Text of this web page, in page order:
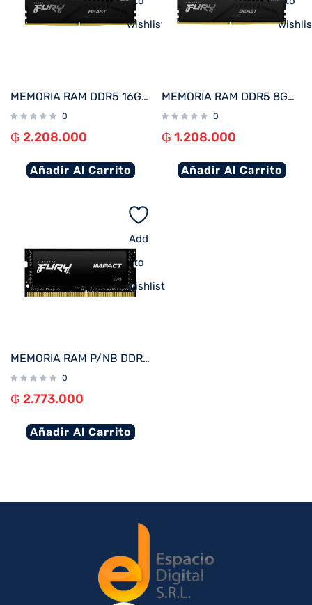
wishlist
MEMORIA RAM DDR5 16GB 5600 KINGSTON FURY BEAST BK KF556C40BB-16
0
₲ 2.208.000
Añadir Al Carrito
MEMORIA RAM DDR5 8GB 5600 KINGSTON FURY BEAST BK KF556C40BB-8 XMP
0
₲ 1.208.000
Añadir Al Carrito
Add
to
wishlist
MEMORIA RAM P/NB DDR4 32GB 3200 KINGSTON FURY IMPACT BK KF432S20IB/32 XMP
0
₲ 2.773.000
Añadir Al Carrito